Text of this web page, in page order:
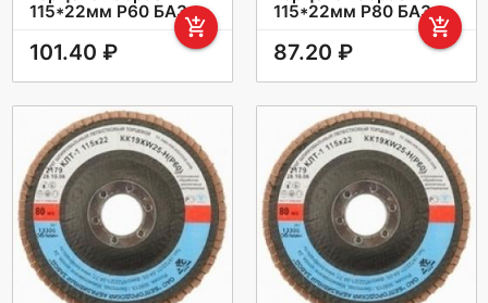
115*22мм Р60 БАЗ
add_shopping_cart
101.40 ₽
115*22мм Р80 БАЗ
add_shopping_cart
87.20 ₽